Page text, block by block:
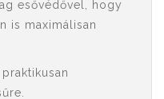
esővédővel, hogy
is maximálisan